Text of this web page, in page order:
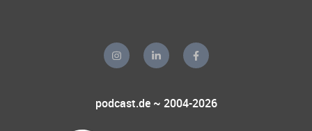
podcast.de ~ 2004-2026